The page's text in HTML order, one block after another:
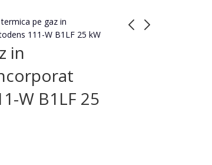
pe gaz in
111-W B1LF 25 kW
in
W B1LF 25
gaz in condensare
Viessmann Vitodens
100-W B1HF 25 kW
Viessmann Vitodens